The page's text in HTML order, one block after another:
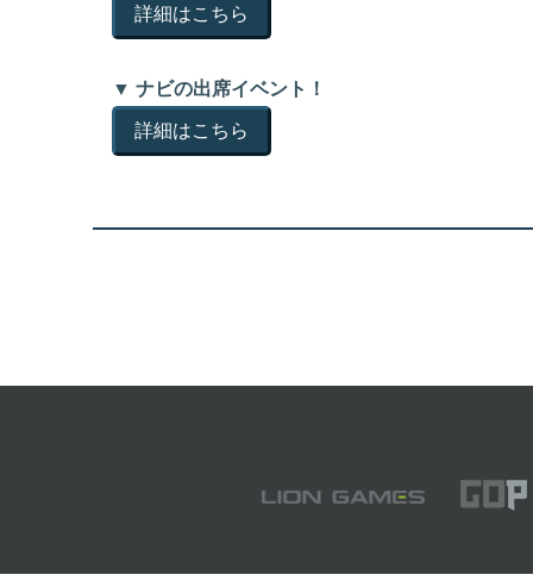
詳細はこちら
▼ ナビの出席イベント！
詳細はこちら